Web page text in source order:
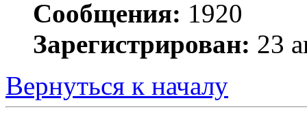
Сообщения: 1920
Зарегистрирован: 23
Вернуться к началу